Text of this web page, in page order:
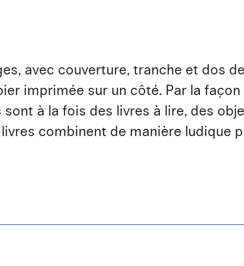
avec couverture, tranche et dos
imprimée sur un côté. Par la
sont à la fois des livres à lire, des
combinent de manière ludique